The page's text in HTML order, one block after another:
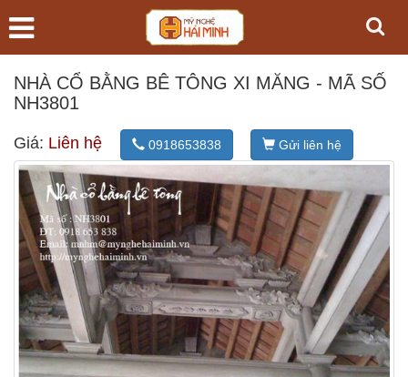
NHÀ CỔ BẰNG BÊ TÔNG XI MĂNG - MÃ SỐ
NH3801
Giá: Liên hệ 0918653838 Gửi liên hệ